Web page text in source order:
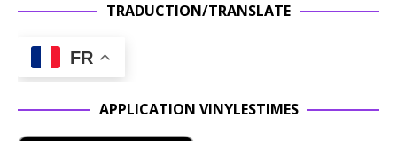
TRADUCTION/TRANSLATE
FR
APPLICATION VINYLESTIMES